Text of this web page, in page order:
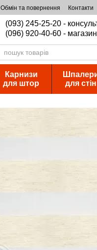
Обмін та повернення Контакти
(093) 245-25-20 -
(096) 920-40-60 -
Карнизи
для штор
для стін